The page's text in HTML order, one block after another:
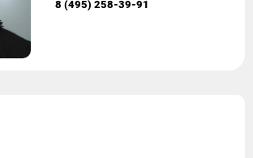
8 (495) 258-39-91